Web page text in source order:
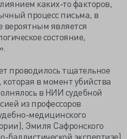
каких-то факторов,
процесс письма, в
вероятным является
состояние,
проводилось тщательное
в момент убийства
в НИИ судебной
из профессоров
медицинского
Эмиля Сафронского
баллистической экспертизе)